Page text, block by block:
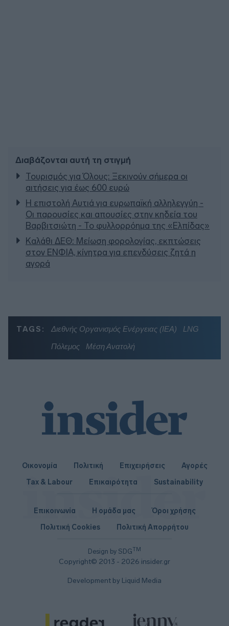
Διαβάζονται αυτή τη στιγμή
Τουρισμός για Όλους: Ξεκινούν σήμερα οι
αιτήσεις για έως 600 ευρώ
Η επιστολή Αυτιά για ευρωπαϊκή αλληλεγγύη -
Οι παρουσίες και απουσίες στην κηδεία του
Βαρβιτσιώτη - Το φυλλορρόημα της «Ελπίδας»
Καλάθι ΔΕΘ: Μείωση φορολογίας, εκπτώσεις
στον ΕΝΦΙΑ, κίνητρα για επενδύσεις ζητά η
αγορά
TAGS: Διεθνής Οργανισμός Ενέργειας (IEA)
LNG
Πόλεμος
Μέση Ανατολή
Οικονομία Πολιτική Επιχειρήσεις
Αγορές
Tax & Labour
Επικαιρότητα Sustainability
Design by SDGTM
Copyright© 2013 - 2026 insider.gr
Επικοινωνία Η ομάδα μας
Όροι χρήσης
Πολιτική Cookies
Πολιτική Απορρήτου
Development by Liquid Media